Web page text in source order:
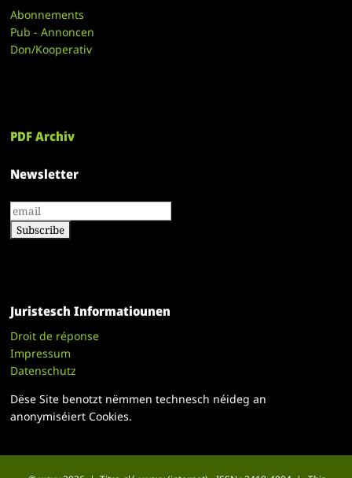
Abonnements
Pub - Annoncen
Don/Kooperativ
PDF Archiv
Newsletter
Juristesch Informatiounen
Droit de réponse
Impressum
Datenschutz
Dëse Site benotzt nëmmen technesch néideg an
anonymiséiert Cookies.